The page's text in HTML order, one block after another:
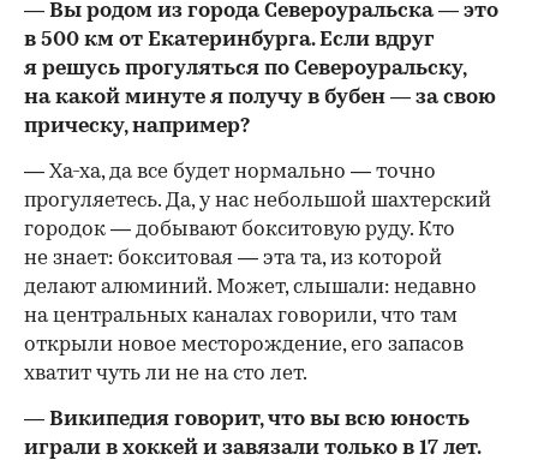
— Вы родом из города Североуральска — это
в 500 км от Екатеринбурга. Если вдруг
я решусь прогуляться по Североуральску,
на какой минуте я получу в бубен — за свою
прическу, например?
— Ха-ха, да все будет нормально — точно
прогуляетесь. Да, у нас небольшой шахтерский
городок — добывают бокситовую руду. Кто
не знает: бокситовая — эта та, из которой
делают алюминий. Может, слышали: недавно
на центральных каналах говорили, что там
открыли новое месторождение, его запасов
хватит чуть ли не на сто лет.
— Википедия говорит, что вы всю юность
играли в хоккей и завязали только в 17 лет.